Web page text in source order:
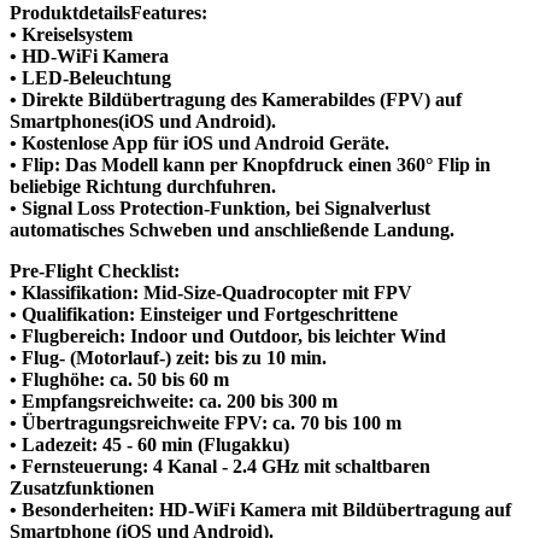
ProduktdetailsFeatures:
• Kreiselsystem
• HD-WiFi Kamera
• LED-Beleuchtung
• Direkte Bildübertragung des Kamerabildes (FPV) auf
Smartphones(iOS und Android).
• Kostenlose App für iOS und Android Geräte.
• Flip: Das Modell kann per Knopfdruck einen 360° Flip in
beliebige Richtung durchfuhren.
• Signal Loss Protection-Funktion, bei Signalverlust
automatisches Schweben und anschließende Landung.
Pre-Flight Checklist:
• Klassifikation: Mid-Size-Quadrocopter mit FPV
• Qualifikation: Einsteiger und Fortgeschrittene
• Flugbereich: Indoor und Outdoor, bis leichter Wind
• Flug- (Motorlauf-) zeit: bis zu 10 min.
• Flughöhe: ca. 50 bis 60 m
• Empfangsreichweite: ca. 200 bis 300 m
• Übertragungsreichweite FPV: ca. 70 bis 100 m
• Ladezeit: 45 - 60 min (Flugakku)
• Fernsteuerung: 4 Kanal - 2.4 GHz mit schaltbaren
Zusatzfunktionen
• Besonderheiten: HD-WiFi Kamera mit Bildübertragung auf
Smartphone (iOS und Android).